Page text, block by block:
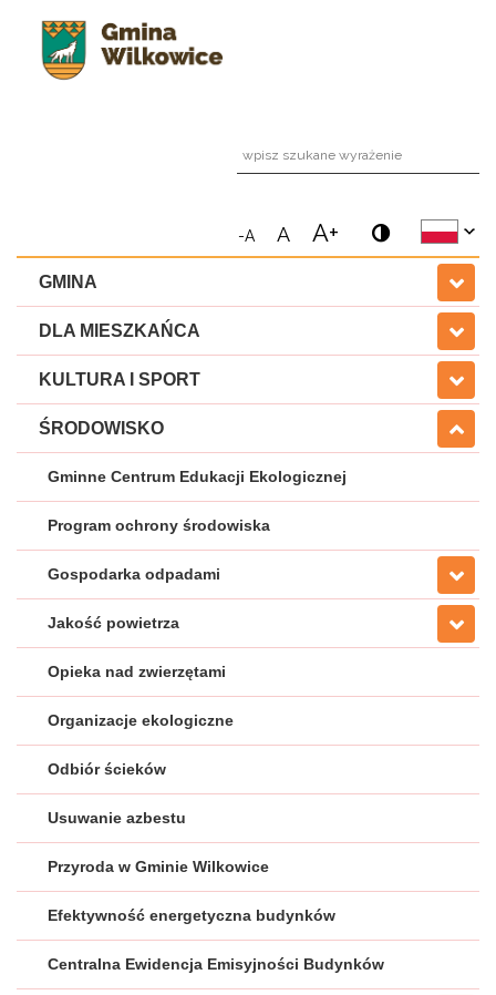
-A A A+
GMINA
DLA MIESZKAŃCA
KULTURA I SPORT
ŚRODOWISKO
Gminne Centrum Edukacji Ekologicznej
Program ochrony środowiska
Gospodarka odpadami
Jakość powietrza
Opieka nad zwierzętami
Organizacje ekologiczne
Odbiór ścieków
Usuwanie azbestu
Przyroda w Gminie Wilkowice
Efektywność energetyczna budynków
Centralna Ewidencja Emisyjności Budynków